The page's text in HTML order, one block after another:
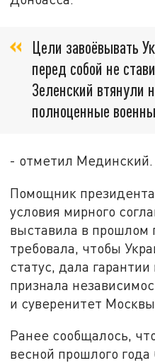
Цели завоёвывать
перед собой не
Зеленский втянули
полноценные
- отметил Мединский.
Помощник
условия мирного
выставила в прошлом
требовала, чтобы
статус, дала
признала
и суверенитет
Ранее сообщалось,
весной прошлого